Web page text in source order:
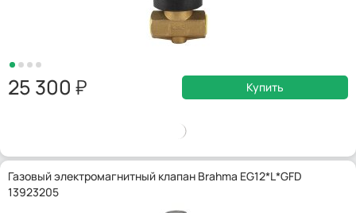
25 300 Купить
Газовый электромагнитный клапан Brahma EG12*L*GFD
13923205